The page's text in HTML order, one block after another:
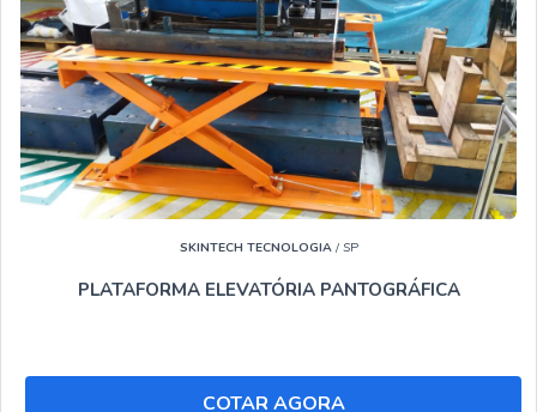
ENTENDA MELHOR OS DETALHES SOBRE
PLATAFORMA ELEVATÓRIA ALUGUEL SETE LAGOAS:
Quem procura por Plataforma elevatória aluguel Sete
Lagoas idônea no mercado, consegue encontrar o site do
Soluções Industriais. Uma empresa com alto Know-how
em Aluguel de plataforma para trabalho em altura e
Locação de plataforma elevatória, visando sempre a
qualidade final para fidelização do cliente.
Ainda focando em Plataforma elevatória aluguel Sete
durabilidade, pequenos detalhes mas de grande valia para
saber a procedência e seriedade da empresa.
SKINTECH TECNOLOGIA/ SP
PLATAFORMA ELEVATÓRIA PANTOGRÁFICA
COTAR AGORA